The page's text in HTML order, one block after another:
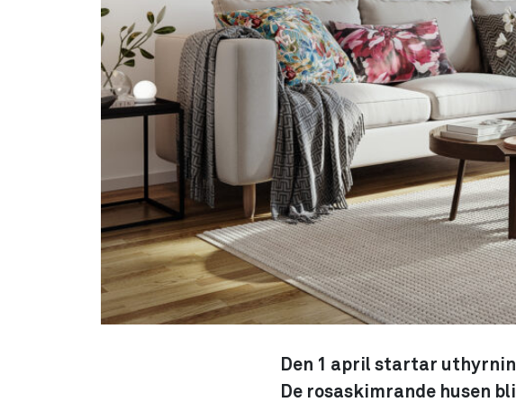
Den 1 april startar
De rosaskimrande husen